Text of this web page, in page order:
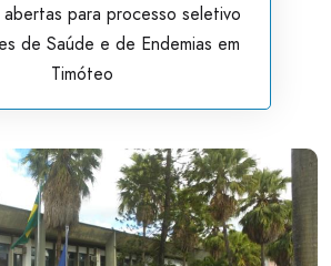
abertas para processo seletivo
de Saúde e de Endemias em
Timóteo